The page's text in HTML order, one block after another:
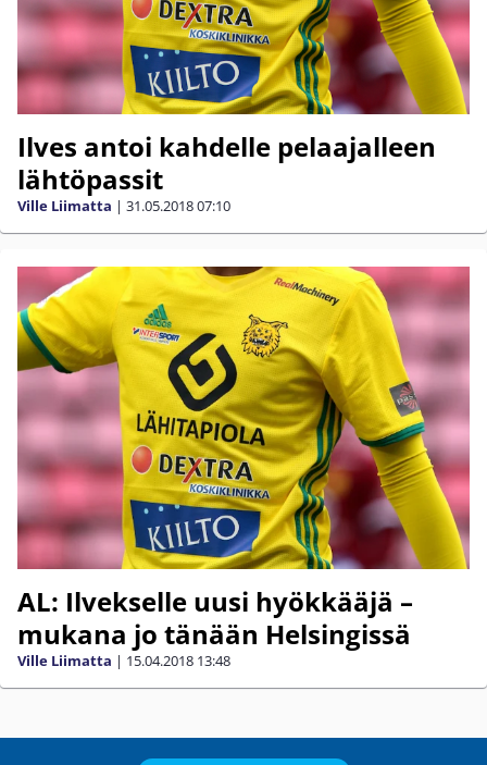
Ilves antoi kahdelle pelaajalleen
lähtöpassit
Ville Liimatta | 31.05.201807:10
AL: Ilvekselle uusi hyökkääjä –
mukana jo tänään Helsingissä
Ville Liimatta | 15.04.2018 13:48